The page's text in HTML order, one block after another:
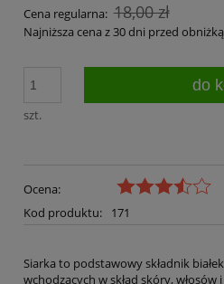
Cena regularna: 18,00 zł
Najniższa cena z 30 dni przed
szt.
do
Ocena:
Kod produktu:
171
Siarka to podstawowy składnik
wchodzących w skład skóry,